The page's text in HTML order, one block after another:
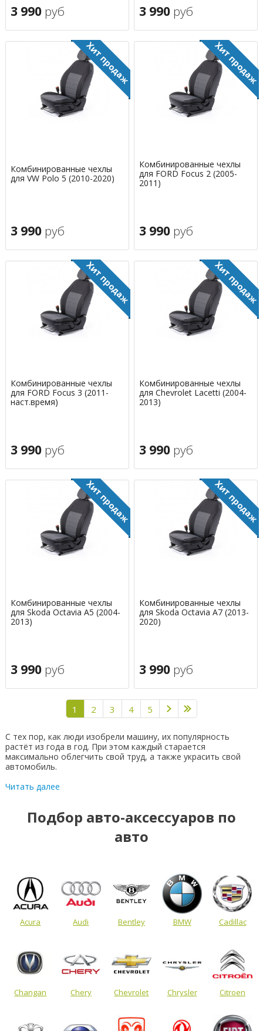
3 990 руб 3 990 руб
Комбинированные чехлы
для VW Polo 5 (2010-2020)
3 990 руб
Комбинированные чехлы
для FORD Focus 2 (2005-
2011)
3 990 руб
Комбинированные чехлы
для FORD Focus 3 (2011-
наст.время)
3 990 руб
Комбинированные чехлы
для Chevrolet Lacetti (2004-
2013)
3 990 руб
Комбинированные чехлы
для Skoda Octavia A5 (2004-
2013)
3 990 руб
Комбинированные чехлы
для Skoda Octavia A7 (2013-
2020)
3 990 руб
1 2 3 4 5
С тех пор, как люди изобрели машину, их популярность
растёт из года в год. При этом каждый старается
максимально облегчить свой труд, а также украсить свой
автомобиль.
Читать далее
Подбор авто-аксессуаров по
авто
Acura Audi Bentley BMW Cadillac
Changan Chery Chevrolet Chrysler Citroen